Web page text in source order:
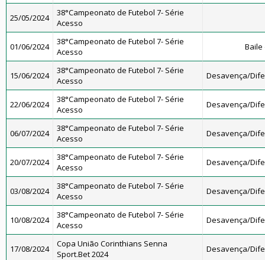
25/05/2024
38°Campeonato de Futebol 7- Série
Acesso
01/06/2024
38°Campeonato de Futebol 7- Série
Acesso
Baile
15/06/2024
38°Campeonato de Futebol 7- Série
Acesso
Desavença/
22/06/2024
38°Campeonato de Futebol 7- Série
Acesso
Desavença/
06/07/2024
38°Campeonato de Futebol 7- Série
Acesso
Desavença/
20/07/2024
38°Campeonato de Futebol 7- Série
Acesso
Desavença/
03/08/2024
38°Campeonato de Futebol 7- Série
Acesso
Desavença/
10/08/2024
38°Campeonato de Futebol 7- Série
Acesso
Desavença/
17/08/2024
Copa União Corinthians Senna
Sport.Bet 2024
Desavença/